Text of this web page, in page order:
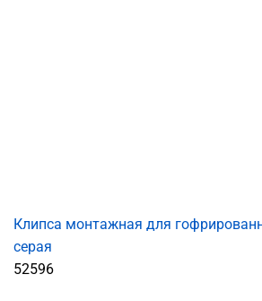
Клипса монтажная для
серая
52596